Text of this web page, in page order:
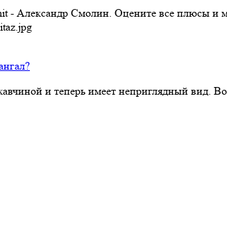
- Александр Смолин. Оцените все плюсы
и теперь имеет неприглядный вид.